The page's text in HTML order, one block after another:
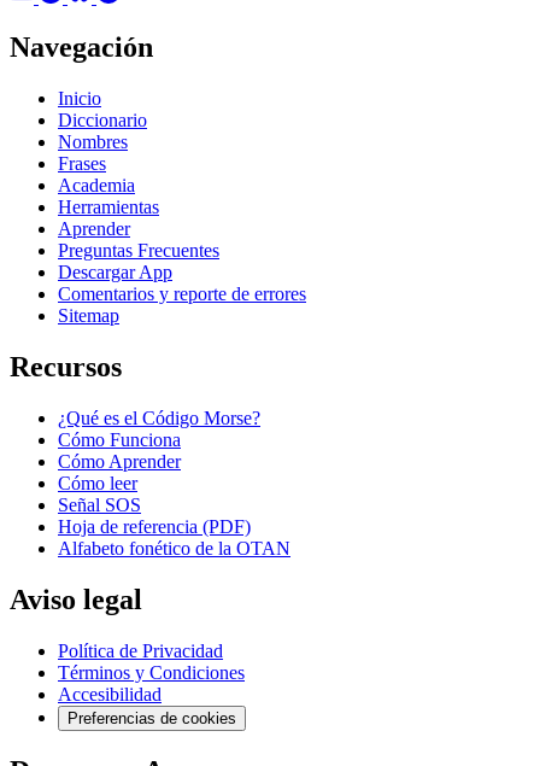
Navegación
Inicio
Diccionario
Nombres
Frases
Academia
Herramientas
Aprender
Preguntas Frecuentes
Descargar App
Comentarios y reporte de errores
Sitemap
Recursos
¿Qué es el Código Morse?
Cómo Funciona
Cómo Aprender
Cómo leer
Señal SOS
Hoja de referencia (PDF)
Alfabeto fonético de la OTAN
Aviso legal
Política de Privacidad
Términos y Condiciones
Accesibilidad
Preferencias de cookies